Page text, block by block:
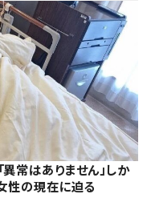
常はありません」しか
性の現在に迫る